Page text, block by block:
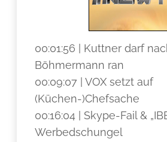
00:01:56 | Kuttner darf
Böhmermann ran
00:09:07 | VOX setzt auf
(Küchen-)Chefsache
00:16:04 | Skype-Fail &
Werbedschungel